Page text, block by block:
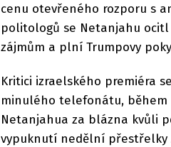
cenu otevřeného rozporu s
politologů se Netanjahu
zájmům a plní Trumpovy
Kritici izraelského premiéra
minulého telefonátu, během
Netanjahua za blázna kvůli
vypuknutí nedělní